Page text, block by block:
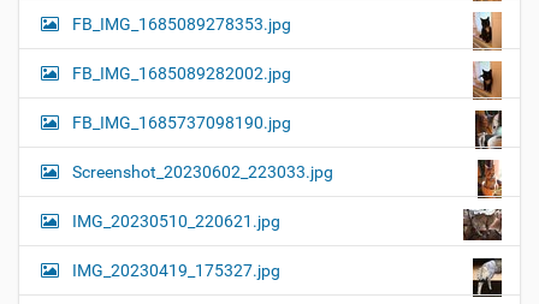
FB_IMG_1685089278353.jpg
FB_IMG_1685089282002.jpg
FB_IMG_1685737098190.jpg
Screenshot_20230602_223033.jpg
IMG_20230510_220621.jpg
IMG_20230419_175327.jpg